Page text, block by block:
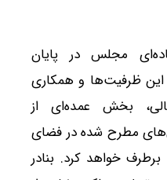
مجلس در پایان
این ظرفیت‌ها و همکاری
بخش عمده‌ای از
مطرح شده در فضای
برطرف خواهد کرد. بنادر